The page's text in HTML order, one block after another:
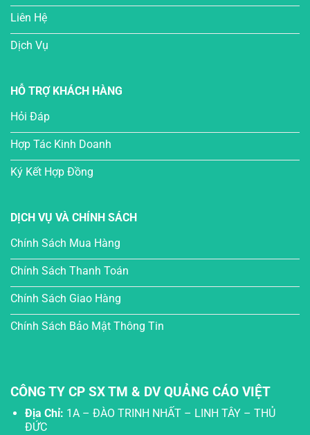
Liên Hệ
Dịch Vụ
HỖ TRỢ KHÁCH HÀNG
Hỏi Đáp
Hợp Tác Kinh Doanh
Ký Kết Hợp Đồng
DỊCH VỤ VÀ CHÍNH SÁCH
Chính Sách Mua Hàng
Chính Sách Thanh Toán
Chính Sách Giao Hàng
Chính Sách Bảo Mật Thông Tin
CÔNG TY CP SX TM & DV QUẢNG CÁO VIỆT
Địa Chỉ: 1A – ĐÀO TRINH NHẤT – LINH TÂY – THỦ
ĐỨC